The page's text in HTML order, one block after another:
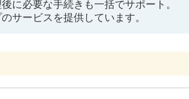
に必要な手続きも一括でサポート。
サービスを提供しています。